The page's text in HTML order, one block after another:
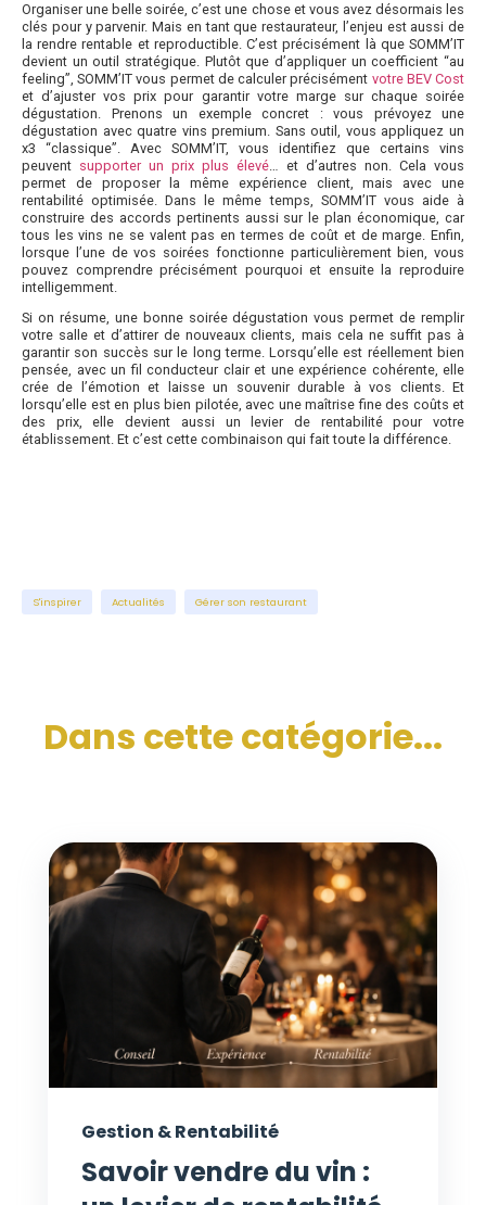
Organiser une belle soirée, c’est une chose et vous avez désormais les
clés pour y parvenir. Mais en tant que restaurateur, l’enjeu est aussi de
la rendre rentable et reproductible. C’est précisément là que SOMM’IT
devient un outil stratégique. Plutôt que d’appliquer un coefficient “au
feeling”, SOMM’IT vous permet de calculer précisément votre BEV Cost
et d’ajuster vos prix pour garantir votre marge sur chaque soirée
dégustation. Prenons un exemple concret : vous prévoyez une
dégustation avec quatre vins premium. Sans outil, vous appliquez un
x3 “classique”. Avec SOMM’IT, vous identifiez que certains vins
peuvent supporter un prix plus élevé… et d’autres non. Cela vous
permet de proposer la même expérience client, mais avec une
rentabilité optimisée. Dans le même temps, SOMM’IT vous aide à
construire des accords pertinents aussi sur le plan économique, car
tous les vins ne se valent pas en termes de coût et de marge. Enfin,
lorsque l’une de vos soirées fonctionne particulièrement bien, vous
pouvez comprendre précisément pourquoi et ensuite la reproduire
intelligemment.
Si on résume, une bonne soirée dégustation vous permet de remplir
votre salle et d’attirer de nouveaux clients, mais cela ne suffit pas à
garantir son succès sur le long terme. Lorsqu’elle est réellement bien
pensée, avec un fil conducteur clair et une expérience cohérente, elle
crée de l’émotion et laisse un souvenir durable à vos clients. Et
lorsqu’elle est en plus bien pilotée, avec une maîtrise fine des coûts et
des prix, elle devient aussi un levier de rentabilité pour votre
établissement. Et c’est cette combinaison qui fait toute la différence.
S'inspirer Actualités Gérer son restaurant
Dans cette catégorie...
Gestion & Rentabilité
Savoir vendre du vin :